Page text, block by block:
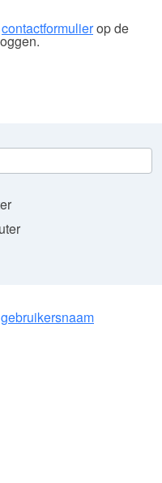
contactformulierop de